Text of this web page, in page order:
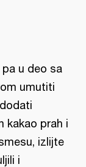
u deo sa
umutiti
kakao prah i
izlijte
i